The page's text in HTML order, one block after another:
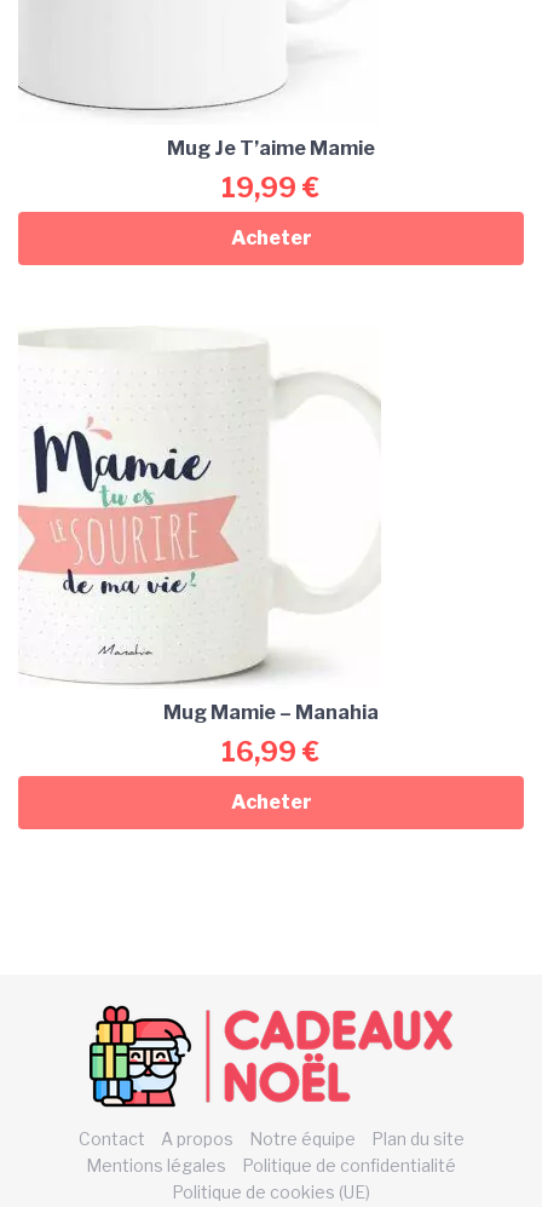
Mug Je T’aime Mamie
19,99 €
Acheter
Mug Mamie – Manahia
16,99 €
Acheter
Contact A propos Notre équipe
Plan du site
Mentions légales
Politique de confidentialité
Politique de cookies (UE)